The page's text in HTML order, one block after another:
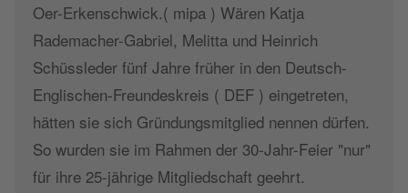
Oer-Erkenschwick.( mipa ) Wären Katja
Rademacher-Gabriel, Melitta und Heinrich
Schüssleder fünf Jahre früher in den Deutsch-
Englischen-Freundeskreis ( DEF ) eingetreten,
hätten sie sich Gründungsmitglied nennen dürfen.
So wurden sie im Rahmen der 30-Jahr-Feier "nur"
für ihre 25-jährige Mitgliedschaft geehrt.